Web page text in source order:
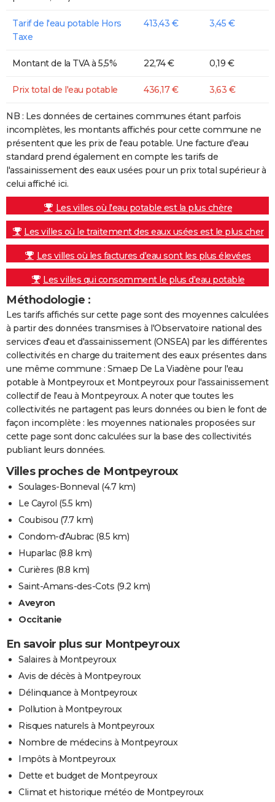
Tarif de l'eau potable Hors
Taxe
413,43 € 3,45 €
Montant de la TVA à 5,5% 22,74 € 0,19 €
Prix total de l'eau potable 436,17 € 3,63 €
NB : Les données de certaines communes étant parfois
incomplètes, les montants affichés pour cette commune ne
présentent que les prix de l'eau potable. Une facture d'eau
standard prend également en compte les tarifs de
l'assainissement des eaux usées pour un prix total supérieur à
celui affiché ici.
Les villes où l'eau potable est la plus chère
Les villes où le traitement des eaux usées est le plus cher
Les villes où les factures d'eau sont les plus élevées
Les villes qui consomment le plus d'eau potable
Méthodologie :
Les tarifs affichés sur cette page sont des moyennes calculées
à partir des données transmises à l'Observatoire national des
services d'eau et d'assainissement (ONSEA) par les différentes
collectivités en charge du traitement des eaux présentes dans
une même commune : Smaep De La Viadène pour l'eau
potable à Montpeyroux et Montpeyroux pour l'assainissement
collectif de l'eau à Montpeyroux. A noter que toutes les
collectivités ne partagent pas leurs données ou bien le font de
façon incomplète : les moyennes nationales proposées sur
cette page sont donc calculées sur la base des collectivités
publiant leurs données.
Villes proches de Montpeyroux
Soulages-Bonneval (4.7 km)
Le Cayrol (5.5 km)
Coubisou (7.7 km)
Condom-d'Aubrac(8.5 km)
Huparlac(8.8 km)
Curières (8.8 km)
Saint-Amans-des-Cots (9.2 km)
Aveyron
Occitanie
En savoir plus sur Montpeyroux
Salaires à Montpeyroux
Avis de décès à Montpeyroux
Délinquance à Montpeyroux
Pollution à Montpeyroux
Risques naturels à Montpeyroux
Nombre de médecins à Montpeyroux
Impôts à Montpeyroux
Dette et budget de Montpeyroux
Climat et historique météo de Montpeyroux